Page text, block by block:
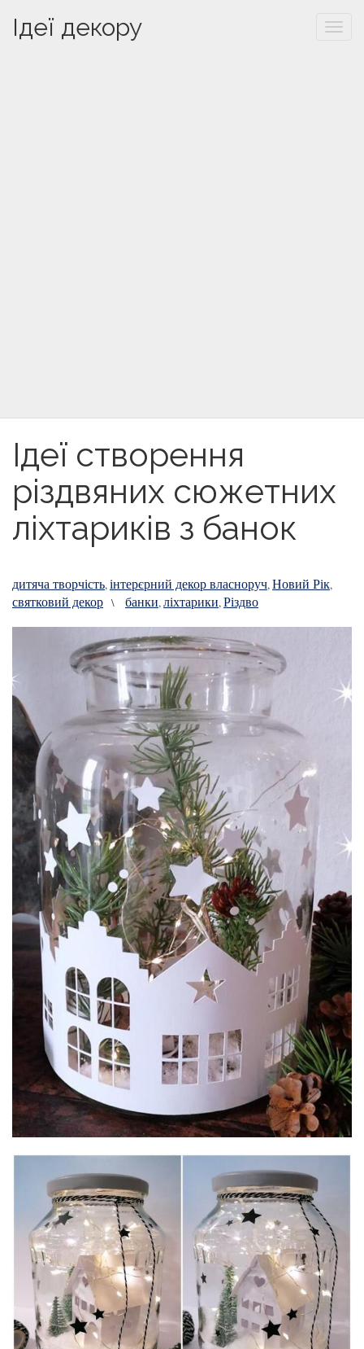
Ідеї декору
Ідеї створення
різдвяних сюжетних
ліхтариків з банок
дитяча творчість,інтерєрний декор власноруч,Новий Рік,
святковий декор \ банки,ліхтарики,Різдво